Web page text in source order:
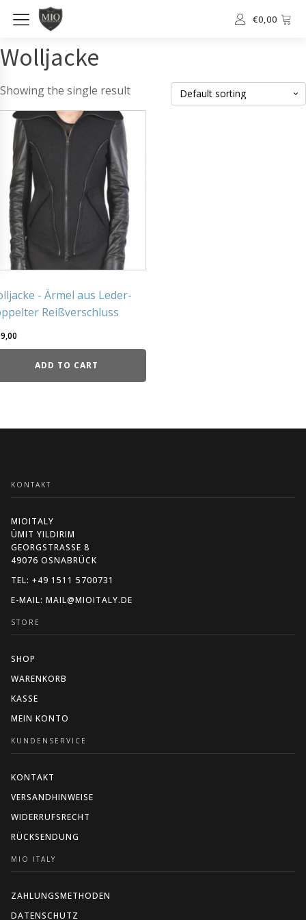
€0,00
Wolljacke
Showing the single result
- Ärmel aus Leder-
Reißverschluss
ADD TO CART
KONTAKT
MIOITALY
ÜMIT YILDIRIM
GEORGSTRASSE 8
49076 OSNABRÜCK
TEL: +49 1511 5700731
E-MAIL: MAIL@MIOITALY.DE
STORE
SHOP
WARENKORB
KASSE
MEIN KONTO
KUNDENSERVICE
KONTAKT
VERSANDHINWEISE
WIDERRUFSRECHT
RÜCKSENDUNG
MIO ITALY
ZAHLUNGSMETHODEN
DATENSCHUTZ